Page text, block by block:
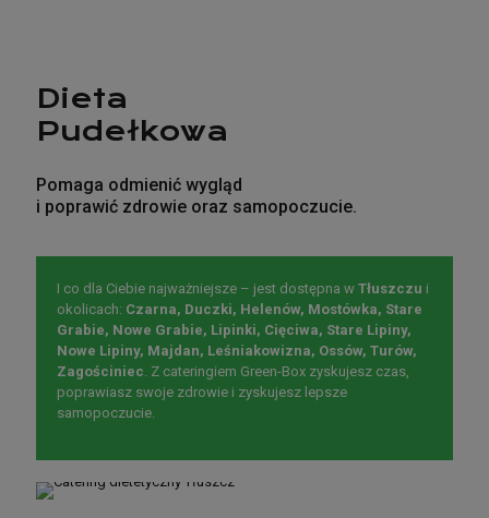
Dieta
Pudełkowa
Pomaga odmienić wygląd
i poprawić zdrowie oraz samopoczucie.
I co dla Ciebie najważniejsze – jest dostępna wTłuszczu i
okolicach: Czarna, Duczki, Helenów, Mostówka, Stare
Grabie, Nowe Grabie, Lipinki, Cięciwa, Stare Lipiny,
Nowe Lipiny, Majdan, Leśniakowizna, Ossów, Turów,
Zagościniec . Z cateringiem Green-Box zyskujesz czas,
poprawiasz swoje zdrowie i zyskujesz lepsze
samopoczucie.